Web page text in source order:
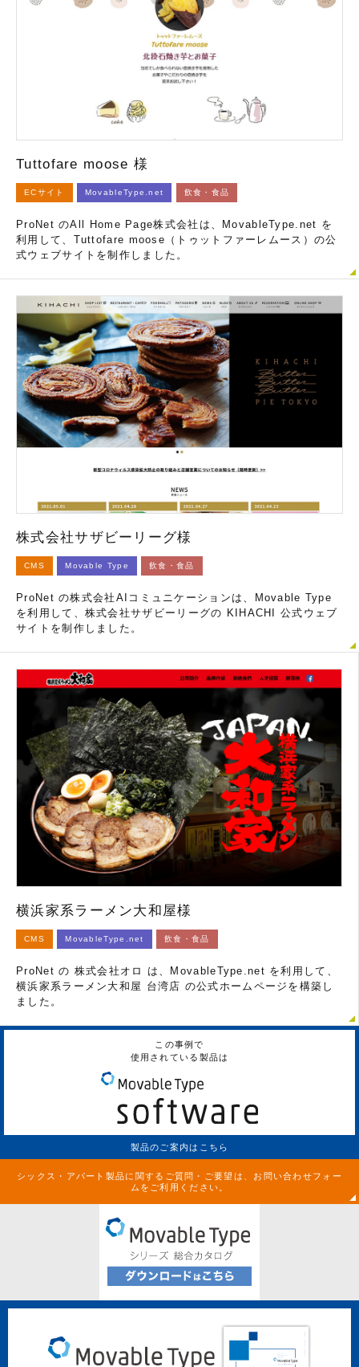
Tuttofare moose 様
ECサイト MovableType.net 飲食・食品
ProNet のAll Home Page株式会社は、MovableType.net を
利用して、Tuttofare moose（トゥットファーレムース）の公
式ウェブサイトを制作しました。
株式会社サザビーリーグ様
CMS Movable Type 飲食・食品
ProNet の株式会社AIコミュニケーションは、Movable Type
を利用して、株式会社サザビーリーグの KIHACHI 公式ウェブ
サイトを制作しました。
横浜家系ラーメン大和屋様
CMS MovableType.net 飲食・食品
ProNet の 株式会社オロ は、MovableType.net を利用して、
横浜家系ラーメン大和屋 台湾店 の公式ホームページを構築し
ました。
この事例で
使用されている製品は
製品のご案内はこちら
シックス・アパート製品に関するご質問・ご要望は、お問い合わせフォー
ムをご利用ください。